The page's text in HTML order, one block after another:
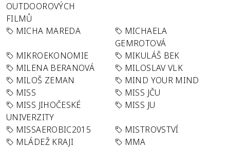
OUTDOOROVÝCH
FILMŮ
MICHA MAREDA
MICHAELA
GEMROTOVÁ
MIKROEKONOMIE
MIKULÁŠ BEK
MILENA BERANOVÁ
MILOSLAV VLK
MILOŠ ZEMAN
MIND YOUR MIND
MISS
MISS JČU
MISS JIHOČESKÉ
UNIVERZITY
MISS JU
MISSAEROBIC2015
MISTROVSTVÍ
MLÁDEŽ KRAJI
MMA